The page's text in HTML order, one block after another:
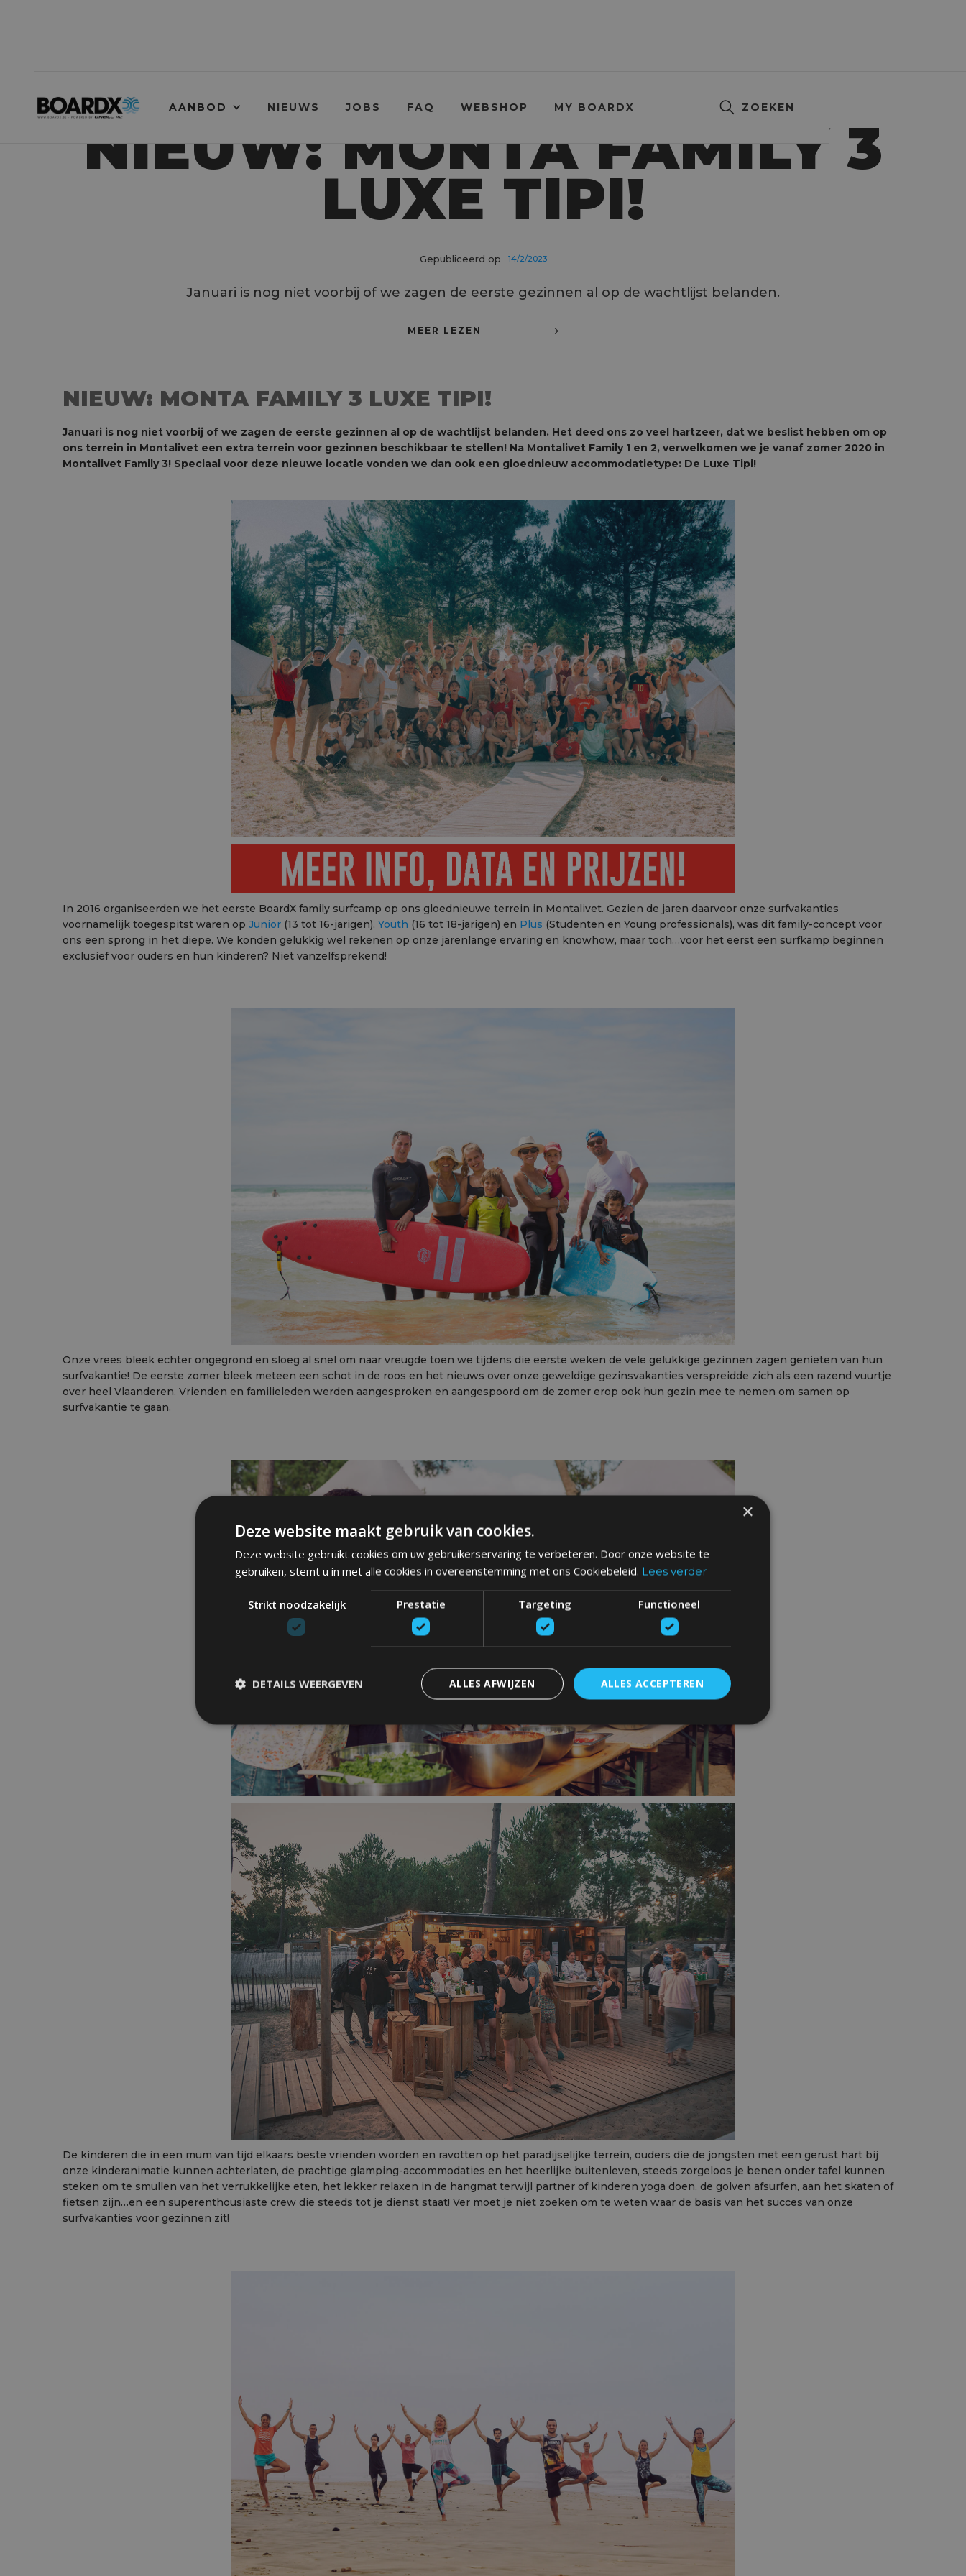
AANBOD NIEUWS JOBS FAQ WEBSHOP MY BOARDX ZOEKEN
NIEUW: MONTA FAMILY 3
LUXE TIPI!
Gepubliceerd op 14/2/2023
Januari is nog niet voorbij of we zagen de eerste gezinnen al op de wachtlijst belanden.
MEER LEZEN
NIEUW: MONTA FAMILY 3 LUXE TIPI!
Januari is nog niet voorbij of we zagen de eerste gezinnen al op de wachtlijst belanden. Het deed ons zo veel hartzeer, dat we beslist hebben om op
ons terrein in Montalivet een extra terrein voor gezinnen beschikbaar te stellen! Na Montalivet Family 1 en 2, verwelkomen we je vanaf zomer 2020 in
Montalivet Family 3! Speciaal voor deze nieuwe locatie vonden we dan ook een gloednieuw accommodatietype: De Luxe Tipi!
In 2016 organiseerden we het eerste BoardX family surfcamp op ons gloednieuwe terrein in Montalivet. Gezien de jaren daarvoor onze surfvakanties
voornamelijk toegespitst waren op Junior (13 tot 16-jarigen), Youth (16 tot 18-jarigen) en Plus (Studenten en Young professionals), was dit family-concept voor
ons een sprong in het diepe. We konden gelukkig wel rekenen op onze jarenlange ervaring en knowhow, maar toch…voor het eerst een surfkamp beginnen
exclusief voor ouders en hun kinderen? Niet vanzelfsprekend!
Onze vrees bleek echter ongegrond en sloeg al snel om naar vreugde toen we tijdens die eerste weken de vele gelukkige gezinnen zagen genieten van hun
surfvakantie! De eerste zomer bleek meteen een schot in de roos en het nieuws over onze geweldige gezinsvakanties verspreidde zich als een razend vuurtje
over heel Vlaanderen. Vrienden en familieleden werden aangesproken en aangespoord om de zomer erop ook hun gezin mee te nemen om samen op
surfvakantie te gaan.
De kinderen die in een mum van tijd elkaars beste vrienden worden en ravotten op het paradijselijke terrein, ouders die de jongsten met een gerust hart bij
onze kinderanimatie kunnen achterlaten, de prachtige glamping-accommodaties en het heerlijke buitenleven, steeds zorgeloos je benen onder tafel kunnen
steken om te smullen van het verrukkelijke eten, het lekker relaxen in de hangmat terwijl partner of kinderen yoga doen, de golven afsurfen, aan het skaten of
fietsen zijn…en een superenthousiaste crew die steeds tot je dienst staat! Ver moet je niet zoeken om te weten waar de basis van het succes van onze
surfvakanties voor gezinnen zit!
×
Deze website maakt gebruik van cookies.
Deze website gebruikt cookies om uw gebruikerservaring te verbeteren. Door onze website te
gebruiken, stemt u in met alle cookies in overeenstemming met ons Cookiebeleid. Lees verder
Strikt noodzakelijk Prestatie Targeting Functioneel
ALLES ACCEPTEREN
ALLES AFWIJZEN
DETAILS WEERGEVEN